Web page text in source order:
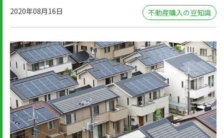
2020年08月16日 不動産購入の豆知識